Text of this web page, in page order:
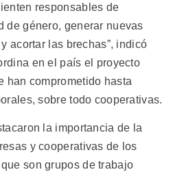
responsables de
de género, generar nuevas
acortar las brechas”, indicó
en el país el proyecto
han comprometido hasta
sobre todo cooperativas.
la importancia de la
y cooperativas de los
son grupos de trabajo